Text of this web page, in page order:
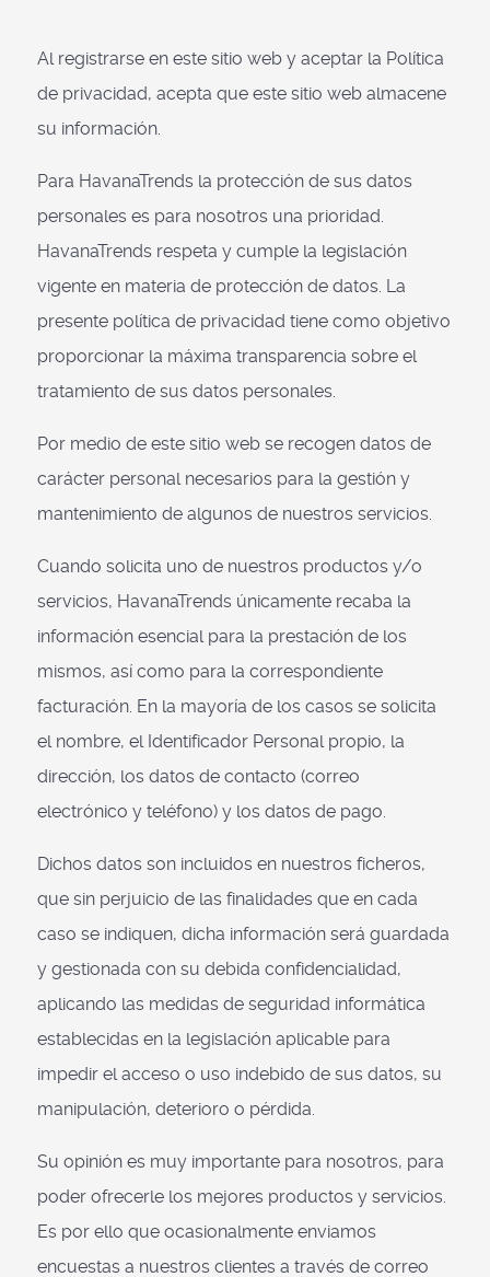
Al registrarse en este sitio web y aceptar la Política
de privacidad, acepta que este sitio web almacene
su información.
Para HavanaTrends la protección de sus datos
personales es para nosotros una prioridad.
HavanaTrends respeta y cumple la legislación
vigente en materia de protección de datos. La
presente política de privacidad tiene como objetivo
proporcionar la máxima transparencia sobre el
tratamiento de sus datos personales.
Por medio de este sitio web se recogen datos de
carácter personal necesarios para la gestión y
mantenimiento de algunos de nuestros servicios.
Cuando solicita uno de nuestros productos y/o
servicios, HavanaTrends únicamente recaba la
información esencial para la prestación de los
mismos, así como para la correspondiente
facturación. En la mayoría de los casos se solicita
el nombre, el Identificador Personal propio, la
dirección, los datos de contacto (correo
electrónico y teléfono) y los datos de pago.
Dichos datos son incluidos en nuestros ficheros,
que sin perjuicio de las finalidades que en cada
caso se indiquen, dicha información será guardada
y gestionada con su debida confidencialidad,
aplicando las medidas de seguridad informática
establecidas en la legislación aplicable para
impedir el acceso o uso indebido de sus datos, su
manipulación, deterioro o pérdida.
Su opinión es muy importante para nosotros, para
poder ofrecerle los mejores productos y servicios.
Es por ello que ocasionalmente enviamos
encuestas a nuestros clientes a través de correo